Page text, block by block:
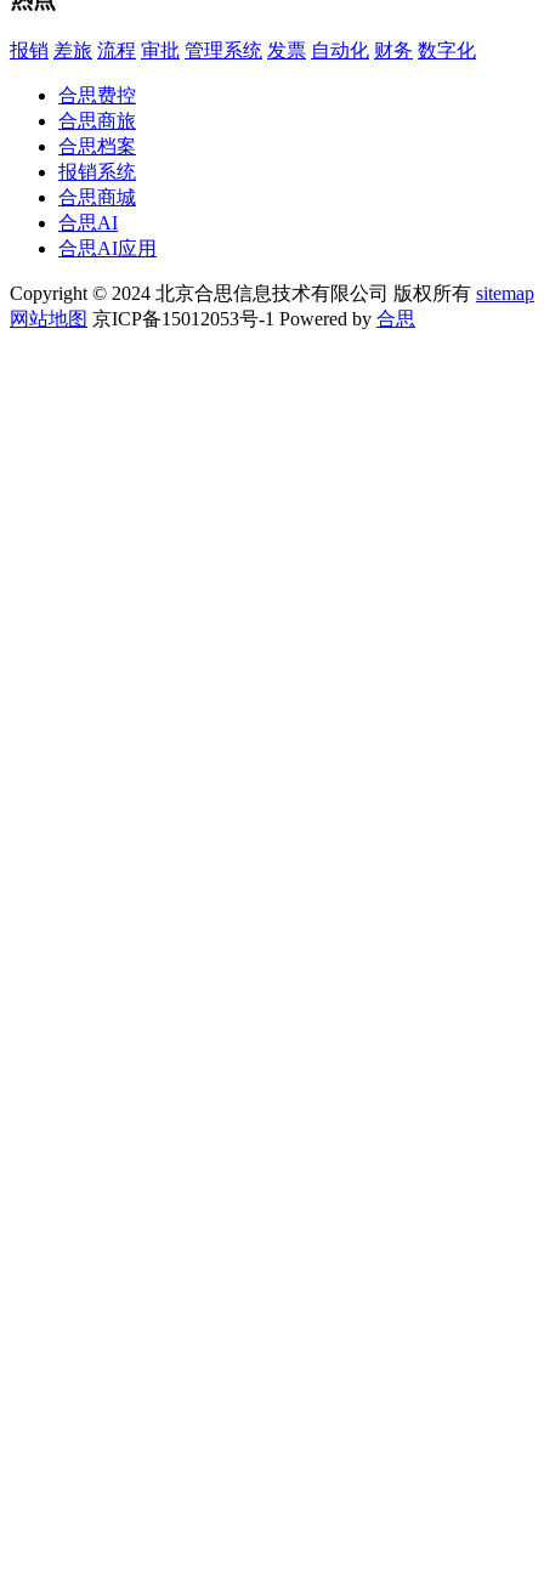
报销 差旅 流程 审批 管理系统 发票 自动化 财务 数字化
合思费控
合思商旅
合思档案
报销系统
合思商城
合思AI
合思AI应用
Copyright © 2024 北京合思信息技术有限公司 版权所有 sitemap
网站地图 京ICP备15012053号-1 Powered by 合思